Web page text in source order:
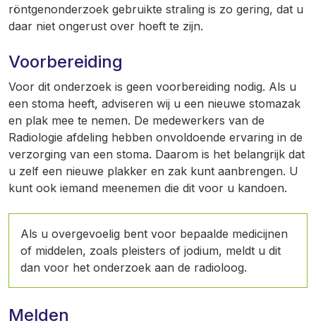
röntgenonderzoek gebruikte straling is zo gering, dat u
daar niet ongerust over hoeft te zijn.
Voorbereiding
Voor dit onderzoek is geen voorbereiding nodig. Als u
een stoma heeft, adviseren wij u een nieuwe stomazak
en plak mee te nemen. De medewerkers van de
Radiologie afdeling hebben onvoldoende ervaring in de
verzorging van een stoma. Daarom is het belangrijk dat
u zelf een nieuwe plakker en zak kunt aanbrengen. U
kunt ook iemand meenemen die dit voor u kandoen.
Als u overgevoelig bent voor bepaalde medicijnen
of middelen, zoals pleisters of jodium, meldt u dit
dan voor het onderzoek aan de radioloog.
Melden